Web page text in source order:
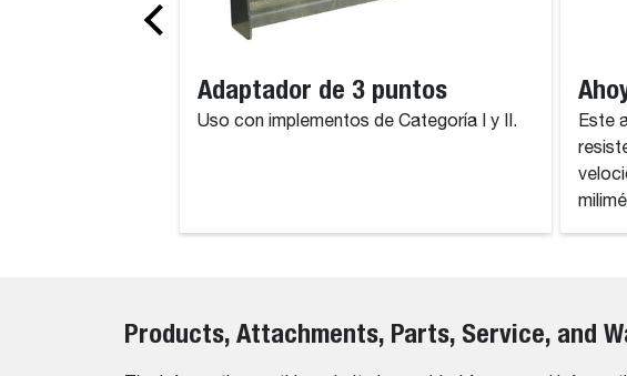
Adaptador de 3 puntos
Uso con implementos de Categoría I y II.
Este
Products, Attachments, Parts, Service, and